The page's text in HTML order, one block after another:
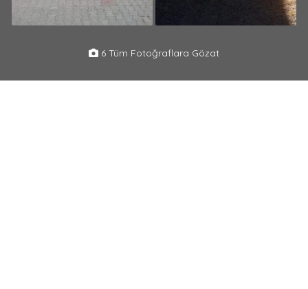
6 Tüm Fotoğraflara Gözat